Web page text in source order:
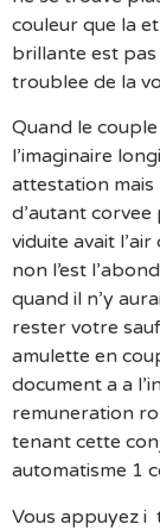
couleur que la
brillante est pas
troublee de la
Quand le
l’imaginaire
attestation mais
d’autant
viduite avait
non l’est
quand il n’y
rester votre
amulette en
document a a
remuneration
tenant cette
automatisme 1
Vous appuyez i